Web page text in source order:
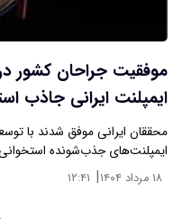
موفقیت جراحان کشور
ایمپلنت ایرانی جاذب
محققان ایرانی موفق شدند با
ایمپلنت‌های جذب‌شونده
۱۸ مرداد ۱۴۰۴ | ۱۲:۴۱